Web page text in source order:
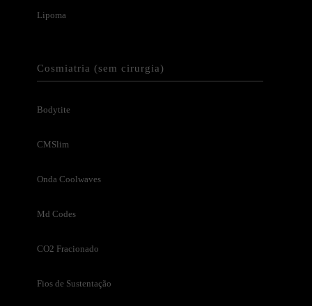
Lipoma
Cosmiatria (sem cirurgia)
Bodytite
CMSlim
Onda Coolwaves
Md Codes
CO2 Fracionado
Fios de Sustentação